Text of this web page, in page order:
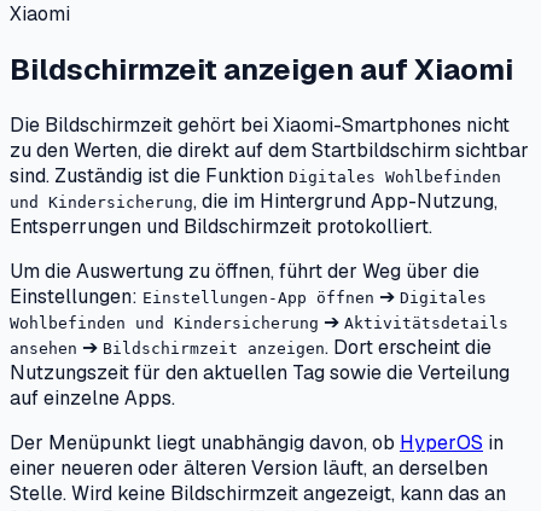
Xiaomi
Bildschirmzeit anzeigen aufXiaomi
Die Bildschirmzeit gehört bei Xiaomi-Smartphones nicht
zu den Werten, die direkt auf dem Startbildschirm sichtbar
sind. Zuständig ist die Funktion Digitales Wohlbefinden
und Kindersicherung, die im Hintergrund App-Nutzung,
Entsperrungen und Bildschirmzeit protokolliert.
Um die Auswertung zu öffnen, führt der Weg über die
Einstellungen: Einstellungen-App öffnen ➔ Digitales
Wohlbefinden und Kindersicherung ➔ Aktivitätsdetails
ansehen ➔ Bildschirmzeit anzeigen. Dort erscheint die
Nutzungszeit für den aktuellen Tag sowie die Verteilung
auf einzelne Apps.
Der Menüpunkt liegt unabhängig davon, ob HyperOS in
einer neueren oder älteren Version läuft, an derselben
Stelle. Wird keine Bildschirmzeit angezeigt, kann das an